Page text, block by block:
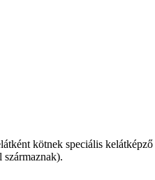
kötnek speciális kelátképző